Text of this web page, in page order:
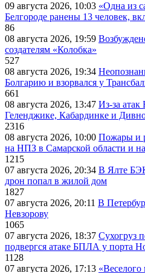
09 августа 2026, 10:03 «Одна из
Белгороде ранены 13 человек,
86
08 августа 2026, 19:59
создателям «Колобка»
527
08 августа 2026, 19:34
Болгарию и взорвался у
661
08 августа 2026, 13:47 Из-за
Геленджике, Кабардинке и
2316
08 августа 2026, 10:00 Пожары и
на НПЗ в Самарской области и
1215
07 августа 2026, 20:34 В Ялте
дрон попал в жилой дом
1827
07 августа 2026, 20:11 В
Невзорову
1065
07 августа 2026, 18:37 Сухогруз
подвергся атаке БПЛА у порта
1128
07 августа 2026, 17:13 «Веселого